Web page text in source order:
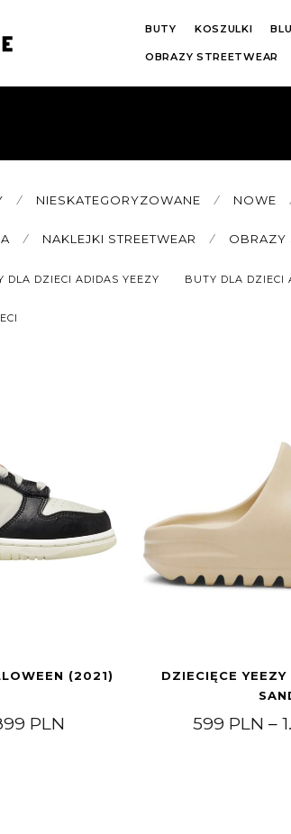
BUTY KOSZULKI
OBRAZY STREETWEAR
⁄ NIESKATEGORYZOWANE ⁄ NOWE
⁄ NAKLEJKI STREETWEAR ⁄ OBRAZY
DLA DZIECI ADIDAS YEEZY BUTY DLA DZIECI
(2021)
PLN Zakres cen: od 499 PLN
DZIECIĘCE
599 PLN –